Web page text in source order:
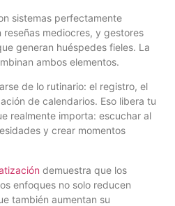
sistemas perfectamente
mediocres, y gestores
generan huéspedes fieles. La
ambos elementos.
de lo rutinario: el registro, el
de calendarios. Eso libera tu
realmente importa: escuchar al
y crear momentos
demuestra que los
enfoques no solo reducen
también aumentan su